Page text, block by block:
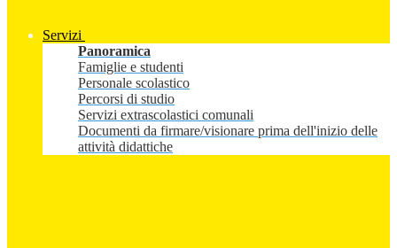
Servizi
Panoramica
Famiglie e studenti
Personale scolastico
Percorsi di studio
Servizi extrascolastici comunali
Documenti da firmare/visionare prima dell'inizio delle
attività didattiche